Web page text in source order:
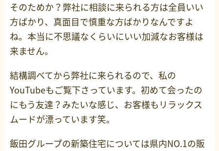
そのためか？弊社に相談に来られる方は全員いい
方ばかり、真面目で慎重な方ばかりなんですよ
ね。本当に不思議なくらいにいい加減なお客様は
来ません。
結構調べてから弊社に来られるので、私の
YouTubeもご覧下さっています。初めて会ったの
にもう友達？みたいな感じ、お客様もリラックス
ムードが漂っています笑。
飯田グループの新築住宅については県内NO.1の販